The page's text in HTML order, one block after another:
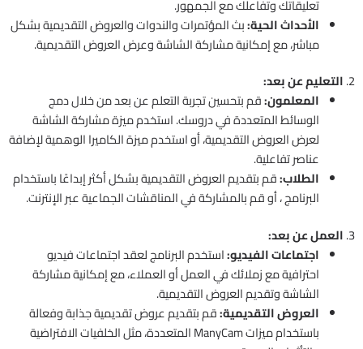
تعليقاتك وتفاعلك مع الجمهور.
الأحداث الحية:بث المؤتمرات والندوات والعروض التقديمية بشكل
مباشر، مع إمكانية مشاركة الشاشة وعرض العروض التقديمية.
2. التعليم عن بعد:
المعلمون:قم بتحسين تجربة التعلم عن بعد من خلال دمج
الوسائط المتعددة في دروسك. استخدم ميزة مشاركة الشاشة
لعرض العروض التقديمية، أو استخدم ميزة الكاميرا الوهمية لإضافة
عناصر تفاعلية.
الطلاب:قم بتقديم العروض التقديمية بشكل أكثر إبداعًا باستخدام
البرنامج ، أو قم بالمشاركة في المناقشات الجماعية عبر الإنترنت.
3. العمل عن بعد:
اجتماعات الفيديو:استخدم البرنامج لعقد اجتماعات فيديو
احترافية مع زملائك في العمل أو العملاء، مع إمكانية مشاركة
الشاشة وتقديم العروض التقديمية.
العروض التقديمية:قم بتقديم عروض تقديمية جذابة وفعالة
باستخدام ميزات ManyCam المتعددة، مثل الخلفيات الافتراضية